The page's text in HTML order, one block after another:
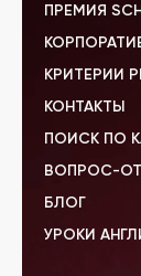
ПРЕМИЯ
КРИТЕРИИ
КОНТАКТЫ
ПОИСК ПО
ВОПРОС-
БЛОГ
УРОКИ